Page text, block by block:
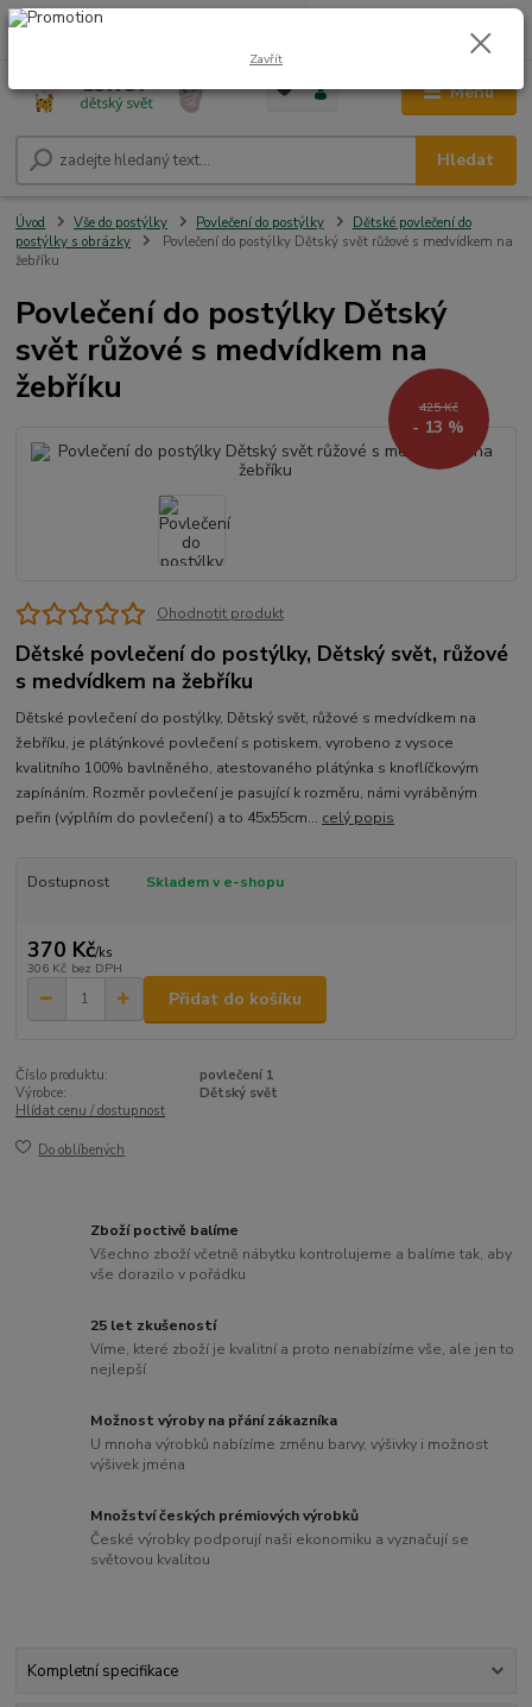
Menu
Hledat
+420 604 278 943 0,00 Kč
Úvod Vše do postýlky Povlečení do postýlky
Dětské povlečení do
postýlky s obrázky
Povlečení do postýlky Dětský svět růžové s medvídkem na
žebříku
Povlečení do postýlky Dětský
svět růžové s medvídkem na
žebříku
425 Kč
- 13 %
Ohodnotit produkt
Dětské povlečení do postýlky, Dětský svět, růžové
s medvídkem na žebříku
Dětské povlečení do postýlky, Dětský svět, růžové s medvídkem na
žebříku, je plátýnkové povlečení s potiskem, vyrobeno z vysoce
kvalitního 100% bavlněného, atestovaného plátýnka s knoflíčkovým
zapínáním. Rozměr povlečení je pasující k rozměru, námi vyráběným
peřin (výplňím do povlečení) a to 45x55cm... celý popis
Dostupnost Skladem v e-shopu
370 Kč/ks
306 Kč bez DPH
Přidat do košíku
Číslo produktu:
povlečení 1
Výrobce:
Dětský svět
Hlídat cenu / dostupnost
Do oblíbených
Zboží poctivě balíme
Všechno zboží včetně nábytku kontrolujeme a balíme tak, aby
vše dorazilo v pořádku
25 let zkušeností
Víme, které zboží je kvalitní a proto nenabízíme vše, ale jen to
nejlepší
Možnost výroby na přání zákazníka
U mnoha výrobků nabízíme změnu barvy, výšivky i možnost
výšivek jména
Množství českých prémiových výrobků
České výrobky podporují naši ekonomiku a vyznačují se
světovou kvalitou
Kompletní specifikace
Zavřít